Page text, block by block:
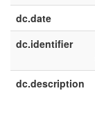
dc.date
dc.identifier
dc.description